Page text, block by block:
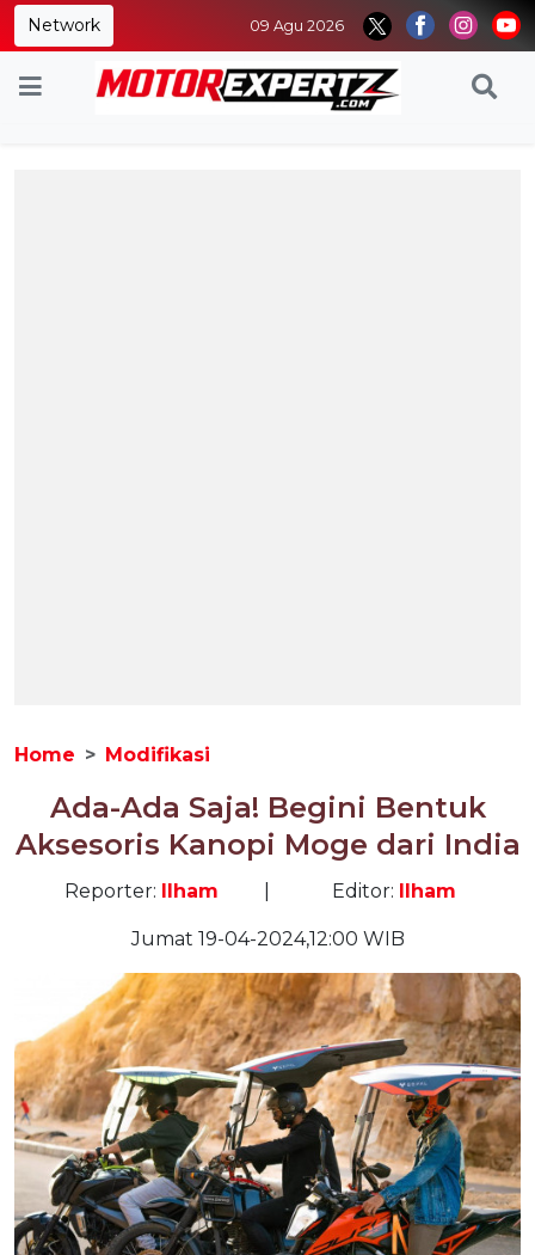
Network 09 Agu 2026
Home Modifikasi
Ada-Ada Saja! Begini Bentuk
Aksesoris Kanopi Moge dari India
Reporter: Ilham Editor: Ilham
Jumat 19-04-2024,12:00 WIB